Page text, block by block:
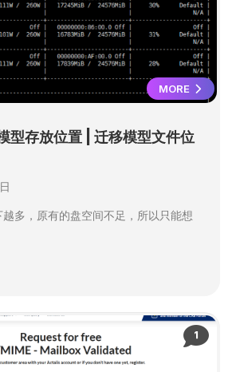
MORE
型存放位置 | 迁移模型文件位
多，原有的盘空间不足，所以只能想
1